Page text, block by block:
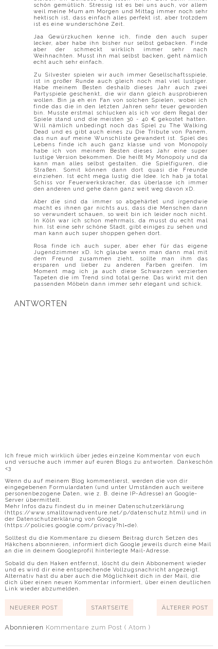
schön gemütlich. Stressig ist es bei uns auch, vor allem
weil meine Mum am Morgen und Mittag immer noch sehr
hektisch ist, dass einfach alles perfekt ist, aber trotzdem
ist es eine wunderschöne Zeit.
Jaa Gewürzkuchen kenne ich, finde den auch super
lecker, aber habe ihn bisher nur selbst gebacken. Finde
aber der schmeckt wirklich immer sehr nach
Weihnachten. Musst ihn mal selbst backen, geht nämlich
echt auch sehr einfach.
Zu Silvester spielen wir auch immer Gesellschaftsspiele,
ist in großer Runde auch gleich noch mal viel lustiger.
Habe meinem Besten deshalb dieses Jahr auch zwei
Partyspiele geschenkt, die wir dann gleich ausprobieren
wollen. Bin ja eh ein Fan von solchen Spielen, wobei ich
finde das die in den letzten Jahren sehr teuer geworden
bin. Musste erstmal schlucken als ich vor dem Regal der
Spiele stand und die meisten 30 - 40 € gekostet hatten.
Will nämlich unbedingt noch das Spiel zu The Walking
Dead und es gibt auch eines zu Die Tribute von Panem,
das nun auf meine Wunschliste gewandert ist. Spiel des
Lebens finde ich auch ganz klasse und von Monopoly
habe ich von meinem Besten dieses Jahr eine super
lustige Version bekommen. Die heißt My Monopoly und da
kann man alles selbst gestalten, die Spielfiguren, die
Straßen. Somit können dann dort quasi die Freunde
einziehen. Ist echt mega lustig die Idee. Ich hab ja total
Schiss vor Feuerwerkskracher, das überlasse ich immer
den anderen und gehe dann ganz weit weg davon xD.
Aber die sind da immer so abgehärtet und irgendwie
macht es ihnen gar nichts aus, dass die Menschen dann
so verwundert schauen, so weit bin ich leider noch nicht.
In Köln war ich schon mehrmals, da musst du echt mal
hin. Ist eine sehr schöne Stadt, gibt einiges zu sehen und
man kann auch super shoppen gehen dort.
Rosa finde ich auch super, aber eher für das eigene
Jugendzimmer xD. Ich glaube wenn man dann mal mit
dem Freund zusammen zieht, sollte man ihm das
ersparen und lieber zu anderen Farben greifen. Im
Moment mag ich ja auch diese Schwarzen verzierten
Tapeten die im Trend sind total gerne. Das wirkt mit den
passenden Möbeln dann immer sehr elegant und schick.
ANTWORTEN
Ich freue mich wirklich über jedes einzelne Kommentar von euch
und versuche auch immer auf euren Blogs zu antworten. Dankeschön
<3
Wenn du auf meinem Blog kommentierst, werden die von dir
eingegebenen Formulardaten (und unter Umständen auch weitere
personenbezogene Daten, wie z. B. deine IP-Adresse) an Google-
Server übermittelt.
Mehr Infos dazu findest du in meiner Datenschutzerklärung
(https://www.smalltownadventure.net/p/datenschutz.html) und in
der Datenschutzerklärung von Google
(https://policies.google.com/privacy?hl=de).
Solltest du die Kommentare zu diesem Beitrag durch Setzen des
Häkchens abonnieren, informiert dich Google jeweils durch eine Mail
an die in deinem Googleprofil hinterlegte Mail-Adresse.
Sobald du den Haken entfernst, löscht du dein Abbonement wieder
und es wird dir eine entsprechende Vollzugsnachricht angezeigt.
Alternativ hast du aber auch die Möglichkeit dich in der Mail, die
dich über einen neuen Kommentar informiert, über einen deutlichen
Link wieder abzumelden.
NEUERER POST ÄLTERER POST
STARTSEITE
Abonnieren Kommentare zum Post ( Atom )